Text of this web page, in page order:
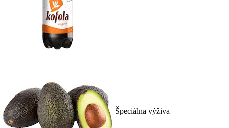
Špeciálna výživa